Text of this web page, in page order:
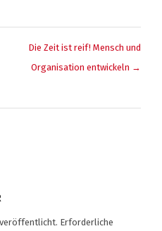
Die Zeit ist reif! Mensch und
Organisation entwickeln →
Erforderliche